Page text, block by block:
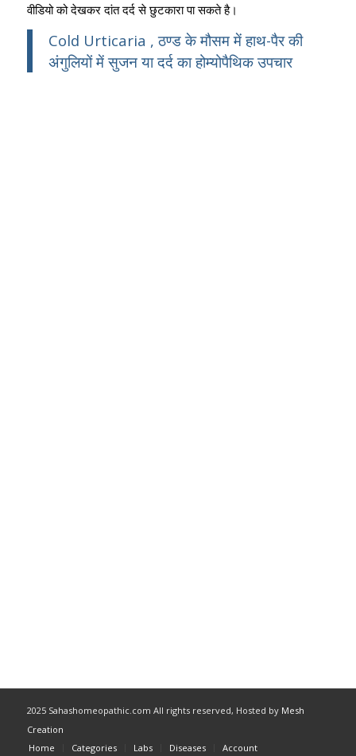
वीडियो को देखकर दांत दर्द से छुटकारा पा सकते है।
Cold Urticaria , ठण्ड के मौसम में हाथ-पैर की
अंगुलियों में सुजन या दर्द का होम्योपैथिक उपचार
2025 Sahashomeopathic.com All rights reserved, Hosted by Mesh
Creation
Home
Categories Labs Diseases Account